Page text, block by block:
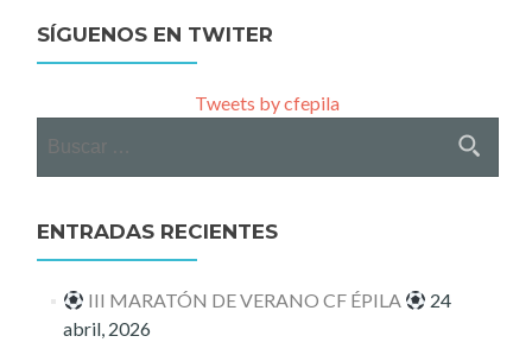
SÍGUENOS EN TWITER
Tweets by cfepila
ENTRADAS RECIENTES
III MARATÓN DE VERANO CF ÉPILA
24
abril, 2026